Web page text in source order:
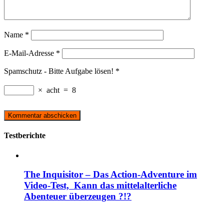
Name *
E-Mail-Adresse *
Spamschutz - Bitte Aufgabe lösen! *
× acht = 8
Testberichte
The Inquisitor – Das Action-Adventure im
Video-Test, Kann das mittelalterliche
Abenteuer überzeugen ?!?